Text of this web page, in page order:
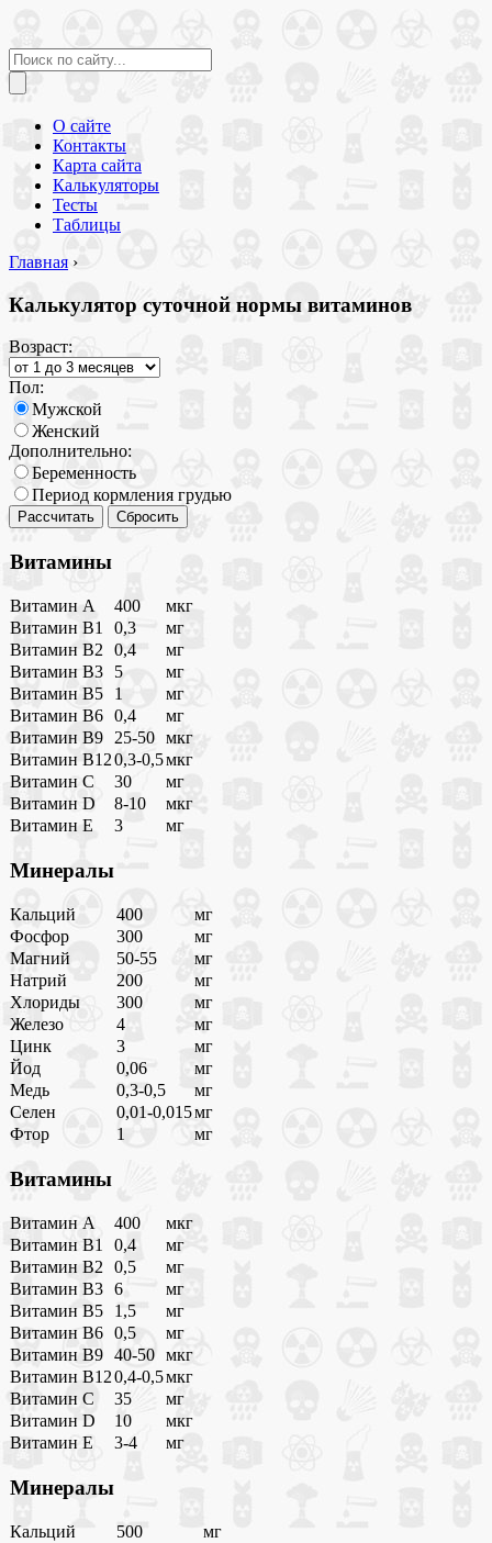
О сайте
Контакты
Карта сайта
Калькуляторы
Тесты
Таблицы
Главная ›
Калькулятор суточной нормы витаминов
Возраст:
Пол:
Мужской
Женский
Дополнительно:
Беременность
Период кормления грудью
Витамины
Витамин A 400
мкг
Витамин B1
0,3
мг
Витамин B2 0,4
мг
Витамин B3
5
мг
Витамин B5
1
мг
Витамин B6 0,4
мг
Витамин B9 25-50 мкг
Витамин B120,3-0,5мкг
Витамин C
30
мг
Витамин D
8-10
мкг
Витамин E
3 мг
Минералы
Кальций 400
мг
Фосфор
300
мг
Магний
50-55
мг
Натрий
200
мг
Хлориды
300
мг
Железо
4
мг
Цинк
3
мг
Йод
0,06
мг
Медь
0,3-0,5
мг
Селен
0,01-0,015мг
Фтор
1 мг
Витамины
Витамин A 400
мкг
Витамин B1
0,4
мг
Витамин B2 0,5
мг
Витамин B3 6
мг
Витамин B5
1,5
мг
Витамин B6 0,5
мг
Витамин B9 40-50 мкг
Витамин B120,4-0,5мкг
Витамин C
35
мг
Витамин D
10
мкг
Витамин E
3-4 мг
Минералы
Кальций 500
мг